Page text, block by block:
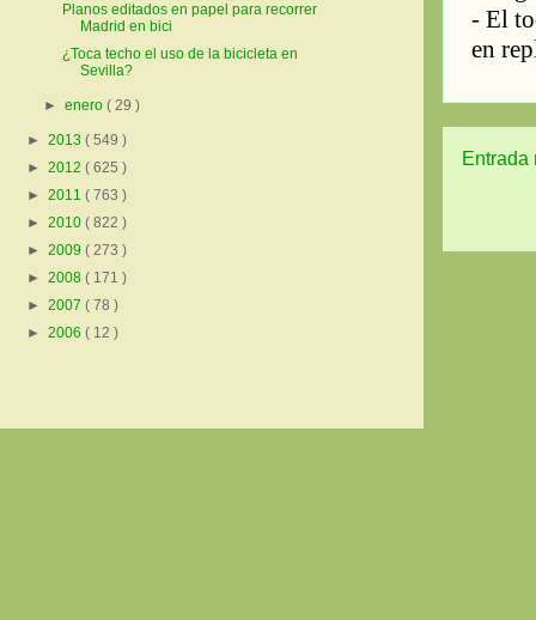
Entrada
Planos editados en papel para recorrer
Madrid en bici
¿Toca techo el uso de la bicicleta en
Sevilla?
►enero( 29 )
► 2013 ( 549 )
► 2012 ( 625 )
► 2011 ( 763 )
► 2010 ( 822 )
► 2009 ( 273 )
► 2008 ( 171 )
► 2007 ( 78 )
► 2006 ( 12 )